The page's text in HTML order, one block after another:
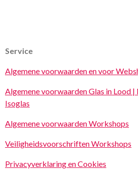
Service
Algemene voorwaarden en voor
Algemene voorwaarden Glas in Lood
Isoglas
Algemene voorwaarden Workshops
Veiligheidsvoorschriften Workshops
Privacyverklaring en Cookies